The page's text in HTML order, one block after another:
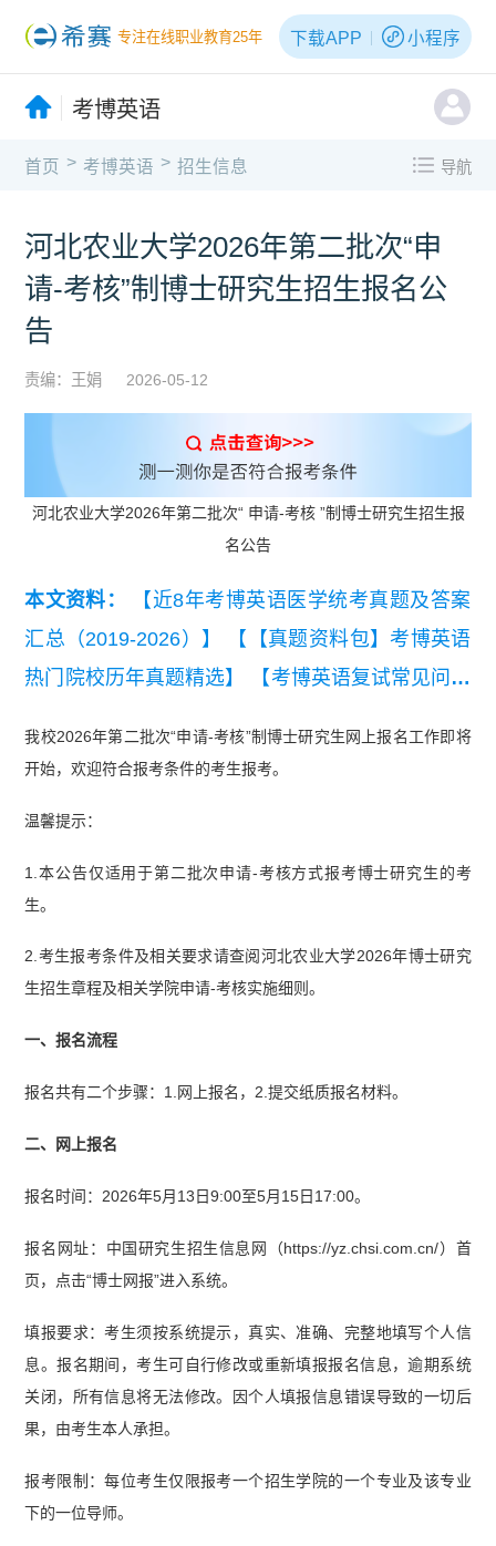
专注在线职业教育25年 下载APP 小程序
考博英语
首页 > 考博英语 > 招生信息 导航
河北农业大学2026年第二批次“申
请-考核”制博士研究生招生报名公
告
责编：王娟 2026-05-12
河北农业大学2026年第二批次“ 申请-考核 ”制博士研究生招生报
名公告
本文资料：
【近8年考博英语医学统考真题及答案
汇总（2019-2026）】
【【真题资料包】考博英语
热门院校历年真题精选】
【考博英语复试常见问题
我校2026年第二批次“申请-考核”制博士研究生网上报名工作即将
开始，欢迎符合报考条件的考生报考。
温馨提示：
1.本公告仅适用于第二批次申请-考核方式报考博士研究生的考
生。
2.考生报考条件及相关要求请查阅河北农业大学2026年博士研究
生招生章程及相关学院申请-考核实施细则。
一、报名流程
报名共有二个步骤：1.网上报名，2.提交纸质报名材料。
二、网上报名
报名时间：2026年5月13日9:00至5月15日17:00。
报名网址：中国研究生招生信息网（https://yz.chsi.com.cn/）首
页，点击“博士网报”进入系统。
填报要求：考生须按系统提示，真实、准确、完整地填写个人信
息。报名期间，考生可自行修改或重新填报报名信息，逾期系统
关闭，所有信息将无法修改。因个人填报信息错误导致的一切后
果，由考生本人承担。
报考限制：每位考生仅限报考一个招生学院的一个专业及该专业
下的一位导师。